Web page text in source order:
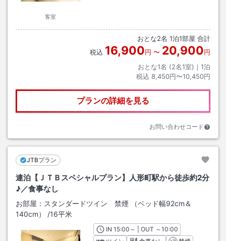
客室
おとな2名 1泊1部屋 合計
税込 16,900円 〜 20,900円
おとな1名 (2名1室)｜ 1泊
税込 8,450円〜10,450円
プランの詳細を見る
お問い合わせコード
JTBプラン
連泊【ＪＴＢスペシャルプラン】人形町駅から徒歩約2分
♪／食事なし
お部屋： スタンダードツイン 禁煙 （ベッド幅92cm＆
140cm）
/16平米
INチェックイン
15:00 ～ | OUT チェックアウト
～10:00